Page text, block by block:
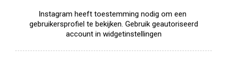
Instagram heeft toestemming nodig om een ​​
gebruikersprofiel te bekijken. Gebruik geautoriseerd
account in widgetinstellingen